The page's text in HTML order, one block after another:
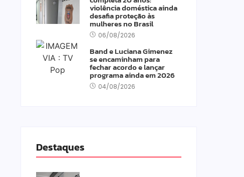
violência doméstica ainda
desafia proteção às
mulheres no Brasil
06/08/2026
Band e Luciana Gimenez
se encaminham para
fechar acordo e lançar
programa ainda em 2026
04/08/2026
Destaques